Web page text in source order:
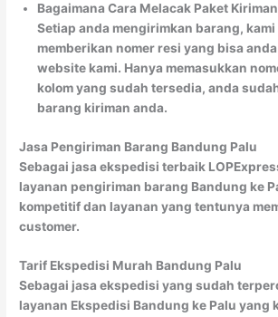
Bagaimana Cara Melacak Paket
Setiap anda mengirimkan barang, kami
memberikan nomer resi yang bisa
website kami. Hanya memasukkan
kolom yang sudah tersedia, anda
barang kiriman anda.
Jasa Pengiriman Barang Bandung Palu
Sebagai jasa ekspedisi terbaik
layanan pengiriman barang Bandung ke
kompetitif dan layanan yang tentunya
customer.
Tarif Ekspedisi Murah Bandung Palu
Sebagai jasa ekspedisi yang sudah
layanan Ekspedisi Bandung ke Palu yang